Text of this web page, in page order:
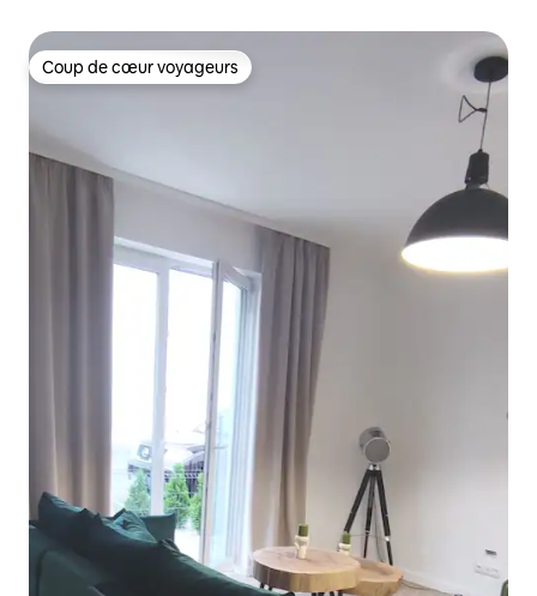
Coup de cœur voyageurs
Coup de cœur voyageurs